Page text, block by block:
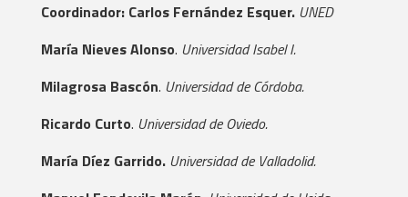
Coordinador: Carlos Fernández Esquer. UNED
María Nieves Alonso. Universidad Isabel I.
Milagrosa Bascón. Universidad de Córdoba.
Ricardo Curto. Universidad de Oviedo.
María Díez Garrido. Universidad de Valladolid.